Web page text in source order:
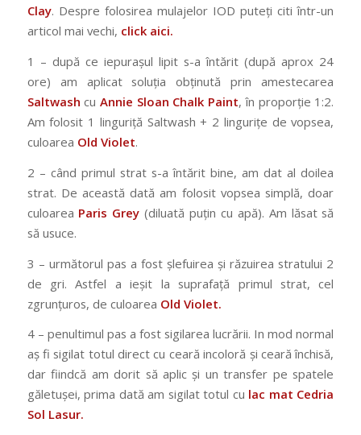
Clay. Despre folosirea mulajelor IOD puteți citi într-un
articol mai vechi, click aici.
1 – după ce iepurașul lipit s-a întărit (după aprox 24
ore) am aplicat soluția obținută prin amestecarea
Saltwash cuAnnie Sloan Chalk Paint, în proporție 1:2.
Am folosit 1 linguriță Saltwash + 2 lingurițe de vopsea,
culoarea Old Violet.
2 – când primul strat s-a întărit bine, am dat al doilea
strat. De această dată am folosit vopsea simplă, doar
culoarea Paris Grey (diluată puțin cu apă). Am lăsat să
să usuce.
3 – următorul pas a fost șlefuirea și răzuirea stratului 2
de gri. Astfel a ieșit la suprafață primul strat, cel
zgrunțuros, de culoarea Old Violet.
4 – penultimul pas a fost sigilarea lucrării. In mod normal
aș fi sigilat totul direct cu ceară incoloră și ceară închisă,
dar fiindcă am dorit să aplic și un transfer pe spatele
găletușei, prima dată am sigilat totul cu lac mat Cedria
Sol Lasur.